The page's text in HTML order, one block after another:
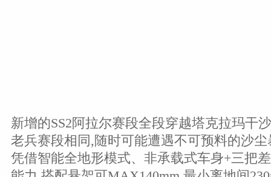
新增的SS2阿拉尔赛段全段穿越塔克拉玛干
老兵赛段相同,随时可能遭遇不可预料的沙尘
凭借智能全地形模式、非承载式车身+三把